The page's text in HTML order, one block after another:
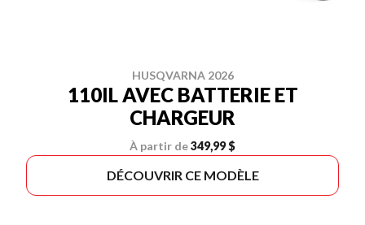
HUSQVARNA 2026
110IL AVEC BATTERIE ET
CHARGEUR
À partir de349,99 $
DÉCOUVRIR CE MODÈLE